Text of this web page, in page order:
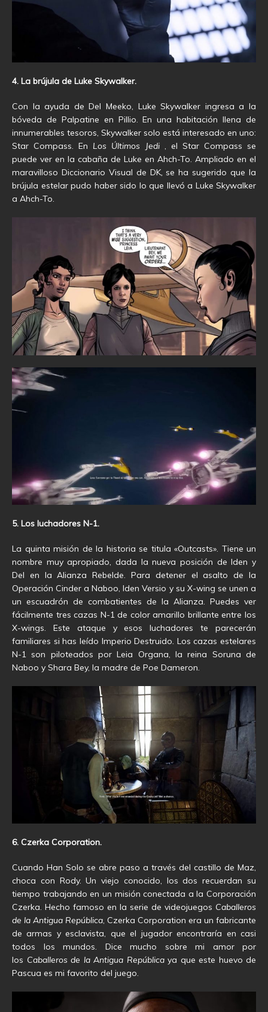
4. La brújula de Luke Skywalker.
Con la ayuda de Del Meeko, Luke Skywalker ingresa a la
bóveda de Palpatine en Pillio. En una habitación llena de
innumerables tesoros, Skywalker solo está interesado en uno:
Star Compass. En Los Últimos Jedi, el Star Compass se
puede ver en la cabaña de Luke en Ahch-To. Ampliado en el
maravilloso Diccionario Visual de DK, se ha sugerido que la
brújula estelar pudo haber sido lo que llevó a Luke Skywalker
a Ahch-To.
5. Los luchadores N-1.
La quinta misión de la historia se titula «Outcasts». Tiene un
nombre muy apropiado, dada la nueva posición de Iden y
Del en la Alianza Rebelde. Para detener el asalto de la
Operación Cinder a Naboo, Iden Versio y su X-wing se unen a
un escuadrón de combatientes de la Alianza. Puedes ver
fácilmente tres cazas N-1 de color amarillo brillante entre los
X-wings. Este ataque y esos luchadores te parecerán
familiares si has leído Imperio Destruido. Los cazas estelares
N-1 son piloteados por Leia Organa, la reina Soruna de
Naboo y Shara Bey, la madre de Poe Dameron.
6. Czerka Corporation.
Cuando Han Solo se abre paso a través del castillo de Maz,
choca con Rody. Un viejo conocido, los dos recuerdan su
tiempo trabajando en un misión conectada a la Corporación
Czerka. Hecho famoso en la serie de videojuegos Caballeros
de la Antigua República, Czerka Corporation era un fabricante
de armas y esclavista, que el jugador encontraría en casi
todos los mundos. Dice mucho sobre mi amor por
los Caballeros de la Antigua Repúblicaya que este huevo de
Pascua es mi favorito del juego.